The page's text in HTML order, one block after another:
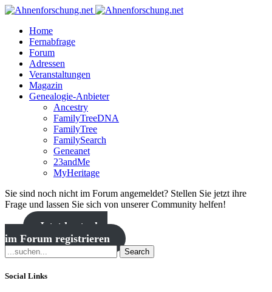
Home
Fernabfrage
Forum
Adressen
Veranstaltungen
Magazin
Genealogie-Anbieter
Ancestry
FamilyTreeDNA
FamilyTree
FamilySearch
Geneanet
23andMe
MyHeritage
Sie sind noch nicht im Forum angemeldet? Stellen Sie jetzt ihre
Frage und lassen Sie sich von unserer Community helfen!
Jetzt kostenlos
im Forum registrieren
Search
Social Links